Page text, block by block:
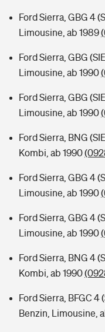
Ford Sierra, GBG 4
Limousine, ab 1989
Ford Sierra, GBG
Limousine, ab 1990
Ford Sierra, GBG
Limousine, ab 1990
Ford Sierra, BNG
Kombi, ab 1990
Ford Sierra, GBG 4
Limousine, ab 1990
Ford Sierra, GBG 4
Limousine, ab 1990
Ford Sierra, BNG 4
Kombi, ab 1990
Ford Sierra, BFGC 4
Benzin, Limousine,